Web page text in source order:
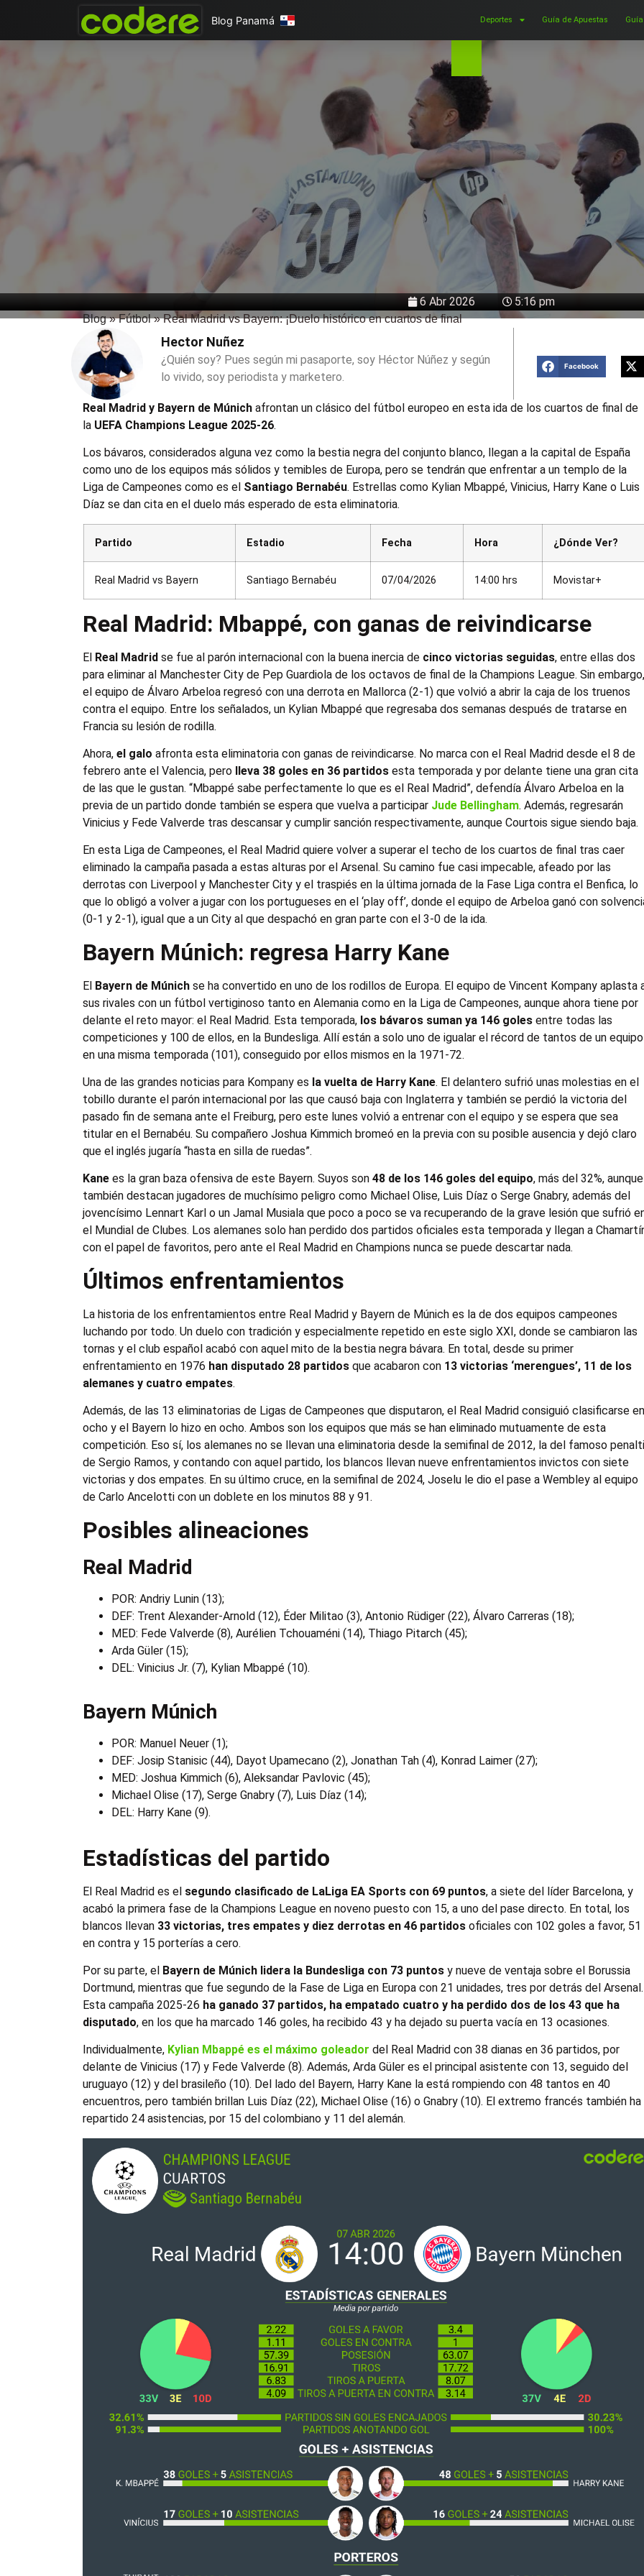
Blog Panamá Deportes Guía de Apuestas
6 Abr 2026 5:16 pm
Blog»Fútbol»Real Madrid vs Bayern: ¡Duelo histórico en cuartos de final
Hector Nuñez
¿Quién soy? Pues según mi pasaporte, soy Héctor Núñez y según
lo vivido, soy periodista y marketero.
Facebook
Real Madrid y Bayern de Múnich afrontan un clásico del fútbol europeo en esta ida de los cuartos de final de
la UEFA Champions League 2025-26.
Los bávaros, considerados alguna vez como la bestia negra del conjunto blanco, llegan a la capital de España
como uno de los equipos más sólidos y temibles de Europa, pero se tendrán que enfrentar a un templo de la
Liga de Campeones como es el Santiago Bernabéu. Estrellas como Kylian Mbappé, Vinicius, Harry Kane o Luis
Díaz se dan cita en el duelo más esperado de esta eliminatoria.
Partido Estadio Fecha Hora ¿Dónde Ver?
Real Madrid vs Bayern Santiago Bernabéu 07/04/2026 14:00 hrs Movistar+
Real Madrid: Mbappé, con ganas de reivindicarse
El Real Madrid se fue al parón internacional con la buena inercia de cinco victorias seguidas, entre ellas dos
para eliminar al Manchester City de Pep Guardiola de los octavos de final de la Champions League. Sin
el equipo de Álvaro Arbeloa regresó con una derrota en Mallorca (2-1) que volvió a abrir la caja de los truenos
contra el equipo. Entre los señalados, un Kylian Mbappé que regresaba dos semanas después de tratarse en
Francia su lesión de rodilla.
Ahora, el galo afronta esta eliminatoria con ganas de reivindicarse. No marca con el Real Madrid desde el 8 de
febrero ante el Valencia, pero lleva 38 goles en 36 partidos esta temporada y por delante tiene una gran cita
de las que le gustan. “Mbappé sabe perfectamente lo que es el Real Madrid”, defendía Álvaro Arbeloa en la
previa de un partido donde también se espera que vuelva a participar Jude Bellingham. Además, regresarán
Vinicius y Fede Valverde tras descansar y cumplir sanción respectivamente, aunque Courtois sigue siendo baja.
En esta Liga de Campeones, el Real Madrid quiere volver a superar el techo de los cuartos de final tras caer
eliminado la campaña pasada a estas alturas por el Arsenal. Su camino fue casi impecable, afeado por las
derrotas con Liverpool y Manchester City y el traspiés en la última jornada de la Fase Liga contra el Benfica, lo
que lo obligó a volver a jugar con los portugueses en el ‘play off’, donde el equipo de Arbeloa ganó con
(0-1 y 2-1), igual que a un City al que despachó en gran parte con el 3-0 de la ida.
Bayern Múnich: regresa Harry Kane
El Bayern de Múnich se ha convertido en uno de los rodillos de Europa. El equipo de Vincent Kompany aplasta
sus rivales con un fútbol vertiginoso tanto en Alemania como en la Liga de Campeones, aunque ahora tiene por
delante el reto mayor: el Real Madrid. Esta temporada, los bávaros suman ya 146 golesentre todas las
competiciones y 100 de ellos, en la Bundesliga. Allí están a solo uno de igualar el récord de tantos de un equipo
en una misma temporada (101), conseguido por ellos mismos en la 1971-72.
Una de las grandes noticias para Kompany es la vuelta de Harry Kane. El delantero sufrió unas molestias en el
tobillo durante el parón internacional por las que causó baja con Inglaterra y también se perdió la victoria del
pasado fin de semana ante el Freiburg, pero este lunes volvió a entrenar con el equipo y se espera que sea
titular en el Bernabéu. Su compañero Joshua Kimmich bromeó en la previa con su posible ausencia y dejó claro
que el inglés jugaría “hasta en silla de ruedas”.
Kanees la gran baza ofensiva de este Bayern. Suyos son 48 de los 146 goles del equipo, más del 32%, aunque
también destacan jugadores de muchísimo peligro como Michael Olise, Luis Díaz o Serge Gnabry, además del
jovencísimo Lennart Karl o un Jamal Musiala que poco a poco se va recuperando de la grave lesión que sufrió
el Mundial de Clubes. Los alemanes solo han perdido dos partidos oficiales esta temporada y llegan a
con el papel de favoritos, pero ante el Real Madrid en Champions nunca se puede descartar nada.
Últimos enfrentamientos
La historia de los enfrentamientos entre Real Madrid y Bayern de Múnich es la de dos equipos campeones
luchando por todo. Un duelo con tradición y especialmente repetido en este siglo XXI, donde se cambiaron las
tornas y el club español acabó con aquel mito de la bestia negra bávara. En total, desde su primer
enfrentamiento en 1976 han disputado 28 partidos que acabaron con 13 victorias ‘merengues’, 11 de los
alemanes y cuatro empates.
Además, de las 13 eliminatorias de Ligas de Campeones que disputaron, el Real Madrid consiguió clasificarse
ocho y el Bayern lo hizo en ocho. Ambos son los equipos que más se han eliminado mutuamente de esta
competición. Eso sí, los alemanes no se llevan una eliminatoria desde la semifinal de 2012, la del famoso
de Sergio Ramos, y contando con aquel partido, los blancos llevan nueve enfrentamientos invictos con siete
victorias y dos empates. En su último cruce, en la semifinal de 2024, Joselu le dio el pase a Wembley al equipo
de Carlo Ancelotti con un doblete en los minutos 88 y 91.
Posibles alineaciones
Real Madrid
POR: Andriy Lunin (13);
DEF: Trent Alexander-Arnold (12), Éder Militao (3), Antonio Rüdiger (22), Álvaro Carreras (18);
MED: Fede Valverde (8), Aurélien Tchouaméni (14), Thiago Pitarch (45);
Arda Güler (15);
DEL: Vinicius Jr. (7), Kylian Mbappé (10).
Bayern Múnich
POR: Manuel Neuer (1);
DEF: Josip Stanisic (44), Dayot Upamecano (2), Jonathan Tah (4), Konrad Laimer (27);
MED: Joshua Kimmich (6), Aleksandar Pavlovic (45);
Michael Olise (17), Serge Gnabry (7), Luis Díaz (14);
DEL: Harry Kane (9).
Estadísticas del partido
El Real Madrid es el segundo clasificado de LaLiga EA Sports con 69 puntos, a siete del líder Barcelona, y
acabó la primera fase de la Champions League en noveno puesto con 15, a uno del pase directo. En total, los
blancos llevan 33 victorias, tres empates y diez derrotas en 46 partidosoficiales con 102 goles a favor, 51
en contra y 15 porterías a cero.
Por su parte, el Bayern de Múnich lidera la Bundesliga con 73 puntos y nueve de ventaja sobre el Borussia
Dortmund, mientras que fue segundo de la Fase de Liga en Europa con 21 unidades, tres por detrás del Arsenal.
Esta campaña 2025-26 ha ganado 37 partidos, ha empatado cuatro y ha perdido dos de los 43 que ha
disputado, en los que ha marcado 146 goles, ha recibido 43 y ha dejado su puerta vacía en 13 ocasiones.
Individualmente, Kylian Mbappé es el máximo goleador del Real Madrid con 38 dianas en 36 partidos, por
delante de Vinicius (17) y Fede Valverde (8). Además, Arda Güler es el principal asistente con 13, seguido del
uruguayo (12) y del brasileño (10). Del lado del Bayern, Harry Kane la está rompiendo con 48 tantos en 40
encuentros, pero también brillan Luis Díaz (22), Michael Olise (16) o Gnabry (10). El extremo francés también ha
repartido 24 asistencias, por 15 del colombiano y 11 del alemán.